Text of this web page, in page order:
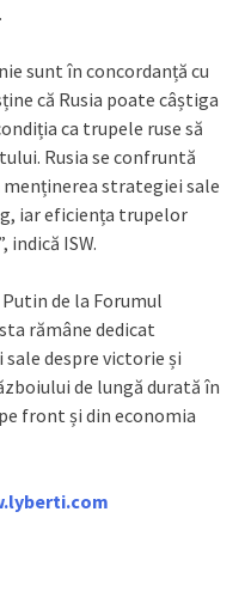
sunt în concordanță cu
că Rusia poate câștiga
ca trupele ruse să
Rusia se confruntă
strategiei sale
iar eficiența trupelor
indică ISW.
de la Forumul
rămâne dedicat
despre victorie și
de lungă durată în
front și din economia